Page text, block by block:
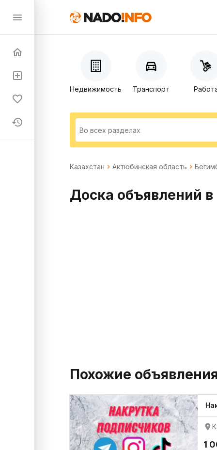
Недвижимость Транспорт
Казахстан Актюбинская область
Доска объявлений в
Похожие
1